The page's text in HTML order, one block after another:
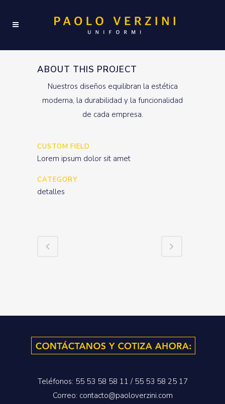
ABOUT THIS PROJECT
Nuestros diseños equilibran la estética
moderna, la durabilidad y la funcionalidad
de cada empresa.
CUSTOM FIELD
Lorem ipsum dolor sit amet
CATEGORY
detalles
Teléfonos: 55 53 58 58 11 / 55 53 58 25 17
Correo: contacto@paoloverzini.com